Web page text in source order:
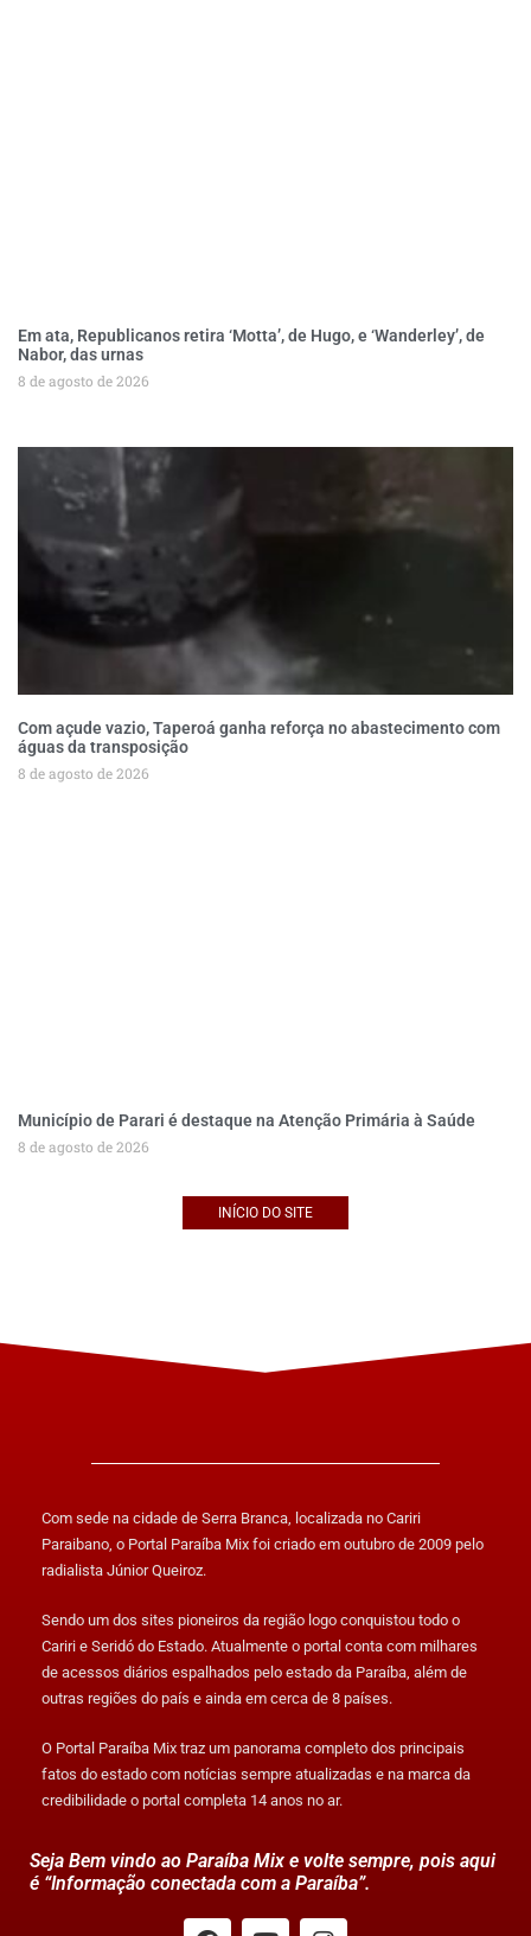
Em ata, Republicanos retira ‘Motta’, de Hugo, e ‘Wanderley’, de
Nabor, das urnas
8 de agosto de 2026
Com açude vazio, Taperoá ganha reforça no abastecimento com
águas da transposição
8 de agosto de 2026
Município de Parari é destaque na Atenção Primária à Saúde
8 de agosto de 2026
INÍCIO DO SITE
Com sede na cidade de Serra Branca, localizada no Cariri
Paraibano, o Portal Paraíba Mix foi criado em outubro de 2009 pelo
radialista Júnior Queiroz.
Sendo um dos sites pioneiros da região logo conquistou todo o
Cariri e Seridó do Estado. Atualmente o portal conta com milhares
de acessos diários espalhados pelo estado da Paraíba, além de
outras regiões do país e ainda em cerca de 8 países.
O Portal Paraíba Mix traz um panorama completo dos principais
fatos do estado com notícias sempre atualizadas e na marca da
credibilidade o portal completa 14 anos no ar.
Seja Bem vindo ao Paraíba Mix e volte sempre, pois aqui
é “Informação conectada com a Paraíba”.